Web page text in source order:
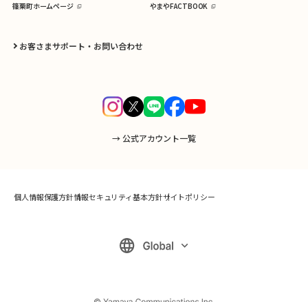
お客さまサポート・お問い合わせ
→ 公式アカウント一覧
篠栗町ホームページ やまやFACTBOOK
個人情報保護方針情報セキュリティ基本方針サイトポリシー